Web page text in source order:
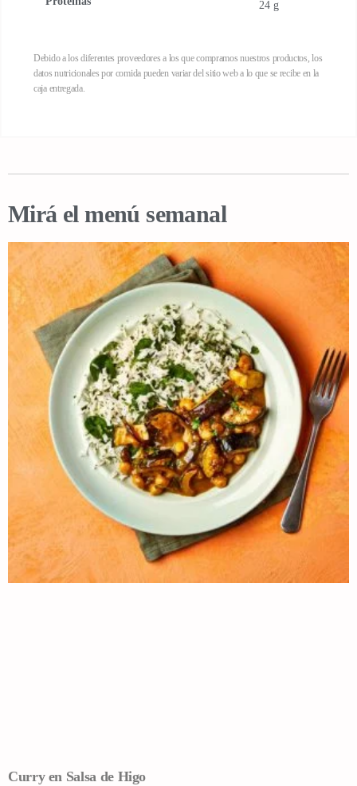
24 g
Debido a los diferentes proveedores a los que compramos nuestros productos, los
datos nutricionales por comida pueden variar del sitio web a lo que se recibe en la
caja entregada.
Mirá el menú semanal
Curry en Salsa de Higo